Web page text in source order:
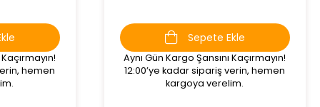
hemen
Sepete Ekle
Aynı Gün Kargo Şansını Kaçırmayın!
12:00’ye kadar sipariş verin, hemen
kargoya verelim.